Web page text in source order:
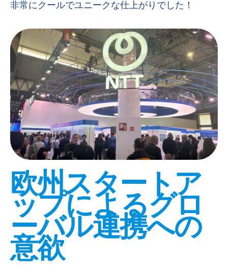
非常にクールでユニークな仕上がりでした！
欧州スタートア
ップによるグロ
ーバル連携への
意欲